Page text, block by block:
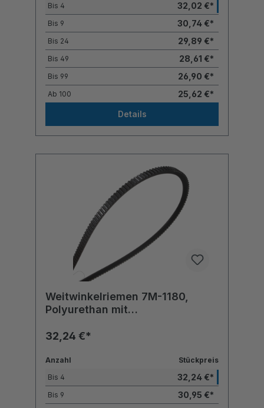
Bis 4 32,02 €*
Bis 9 30,74 €*
Bis 24 29,89 €*
Bis 49 28,61 €*
Bis 99 26,90 €*
Ab 100
25,62 €*
Details
Weitwinkelriemen 7M-1180,
Polyurethan mit
32,24 €*
Anzahl
Stückpreis
Bis 4 32,24 €*
Bis 9 30,95 €*